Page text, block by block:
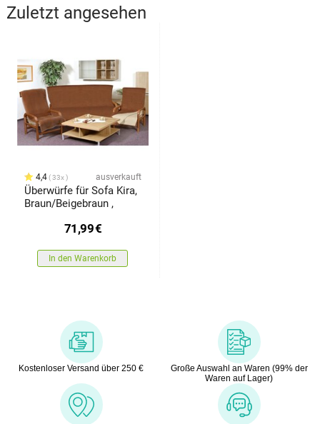
Zuletzt angesehen
4,4 33x ausverkauft
Überwürfe für Sofa Kira,
Braun/Beigebraun ,
71,99€
In den Warenkorb
Kostenloser Versand über 250 €
Große Auswahl an Waren (99% der
Waren auf Lager)